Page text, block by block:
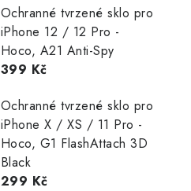
Ochranné tvrzené sklo pro
iPhone 12 / 12 Pro -
Hoco, A21 Anti-Spy
399 Kč
Ochranné tvrzené sklo pro
iPhone X / XS / 11 Pro -
Hoco, G1 FlashAttach 3D
Black
299 Kč